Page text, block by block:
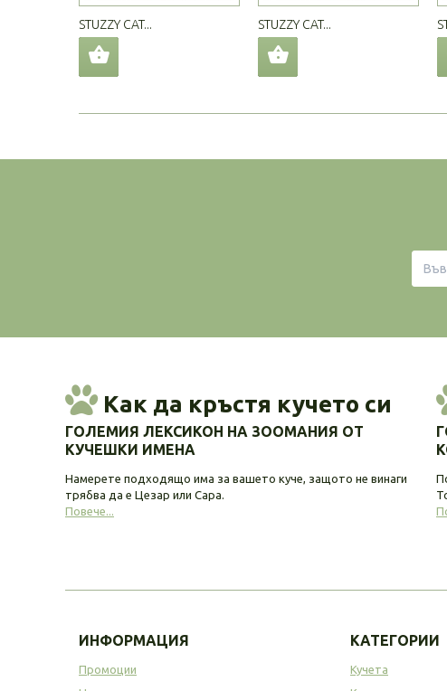
STUZZY CAT... STUZZY CAT...
Как да кръстя кучето си
ГОЛЕМИЯ ЛЕКСИКОН НА ЗООМАНИЯ ОТ
КУЧЕШКИ ИМЕНА
Намерете подходящо има за вашето куче, защото не винаги
трябва да е Цезар или Сара.
Повече...
ИНФОРМАЦИЯ
Промоции
КАТЕГОРИИ
Кучета